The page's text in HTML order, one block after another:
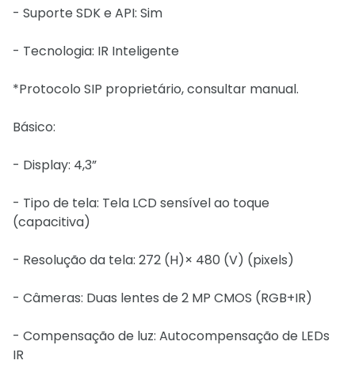
- Suporte SDK e API: Sim
- Tecnologia: IR Inteligente
*Protocolo SIP proprietário, consultar manual.
Básico:
- Display: 4,3”
- Tipo de tela: Tela LCD sensível ao toque
(capacitiva)
- Resolução da tela: 272 (H)× 480 (V) (pixels)
- Câmeras: Duas lentes de 2 MP CMOS (RGB+IR)
- Compensação de luz: Autocompensação de LEDs
IR